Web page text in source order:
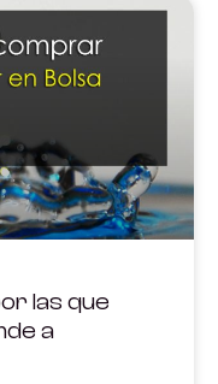
las que
a